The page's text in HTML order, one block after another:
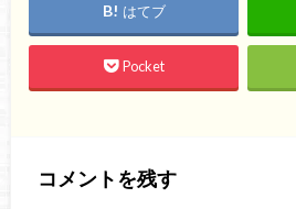
はてブ
Pocket
コメントを残す